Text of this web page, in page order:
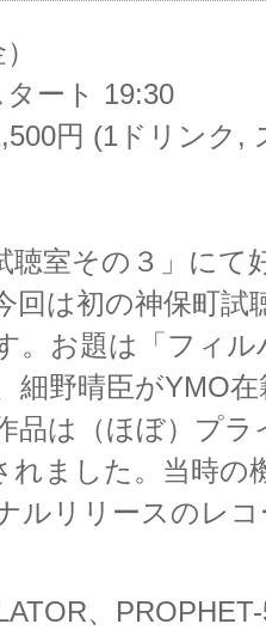
ート 19:30
円 (1ドリンク,
聴室その３」にて
回は初の神保町試
。お題は「フィル
細野晴臣がYMO在
品は（ほぼ）プ
れました。当時
ルリリースのレ
、